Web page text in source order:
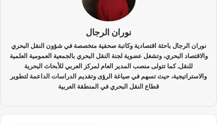
نوران الرجال
نوران الرجال باحثة اقتصادية وكاتبة صحفية متخصصة في شؤون النقل البحري
والاقتصاد البحري، وتشغل عضوية لجنة النقل البحري بالجمعية العمومية العلمية
للنقل. كما تتولى منصب المدير العام لمركز العربي للأبحاث البحرية
والاستراتيجية، حيث تسهم في صياغة الرؤى وتقديم الدراسات الداعمة لتطوير
قطاع النقل البحري في المنطقة العربية